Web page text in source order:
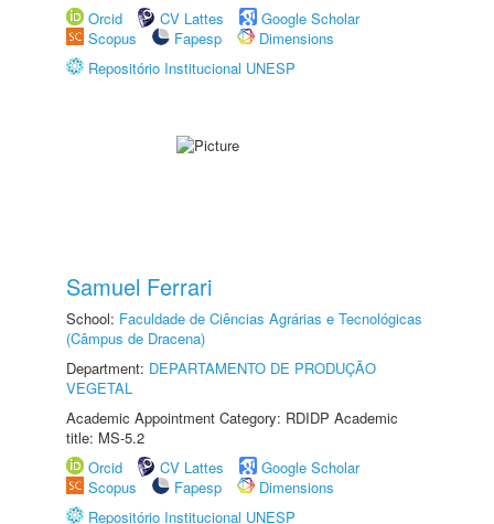
Orcid
CV Lattes
Google Scholar
Scopus
Fapesp
Dimensions
Repositório Institucional UNESP
Samuel Ferrari
School: Faculdade de Ciências Agrárias e Tecnológicas
(Câmpus de Dracena)
Department: DEPARTAMENTO DE PRODUÇÃO
VEGETAL
Academic Appointment Category: RDIDP Academic
title: MS-5.2
Orcid
CV Lattes
Google Scholar
Scopus
Fapesp
Dimensions
Repositório Institucional UNESP